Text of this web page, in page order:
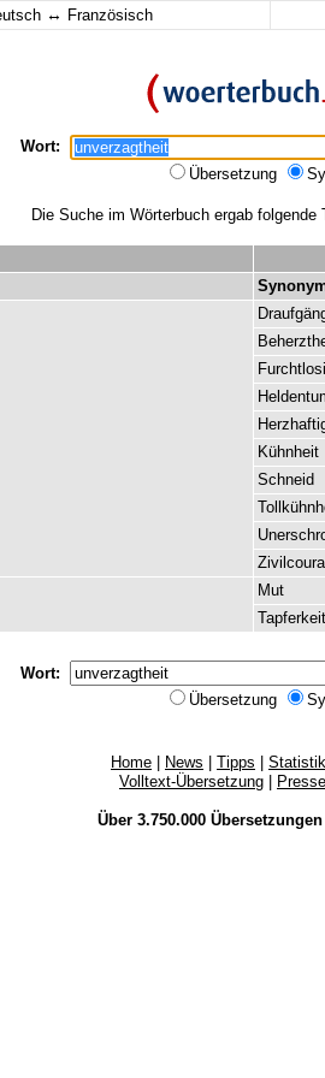
↔ Französisch
Wort:
Übersetzung
Die Suche im Wörterbuch ergab
Kühnheit
Schneid
Mut
Tapferkeit
Wort:
Übersetzung
Home News Tipps Statistik
Volltext-Übersetzung
Presse
Über 3.750.000 Übersetzungen